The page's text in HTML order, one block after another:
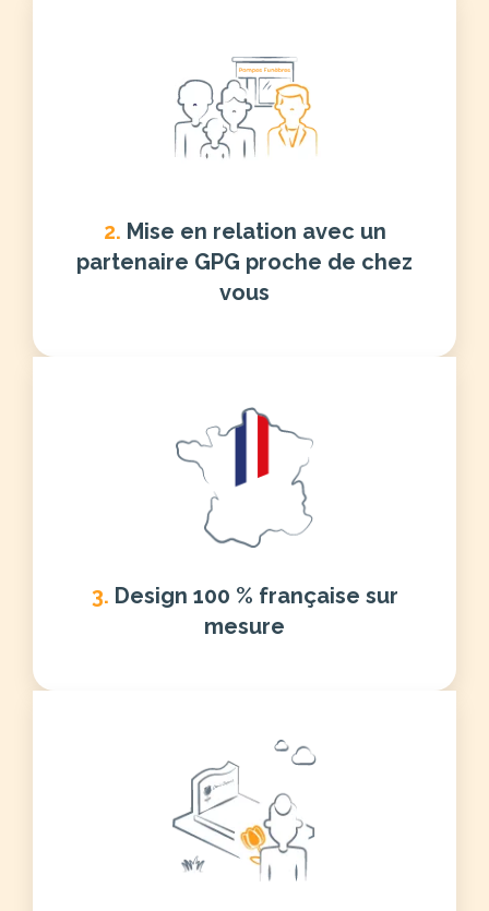
2. Mise en relation avec un
partenaire GPG proche de chez
vous
3. Design 100 % française sur
mesure